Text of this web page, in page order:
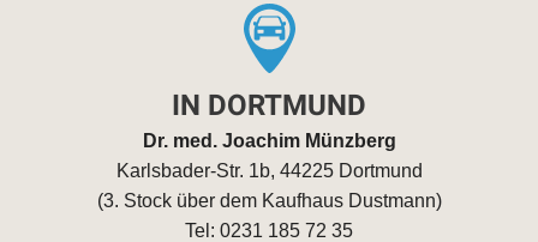
IN DORTMUND
Dr. med. Joachim Münzberg
Karlsbader-Str. 1b, 44225 Dortmund
(3. Stock über dem Kaufhaus Dustmann)
Tel: 0231 185 72 35